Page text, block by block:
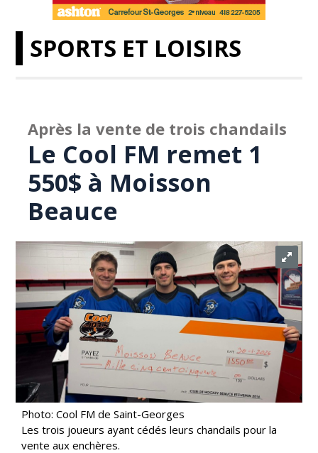
SPORTS ET LOISIRS
Après la vente de trois chandails
Le Cool FM remet 1
550$ à Moisson
Beauce
Photo: Cool FM de Saint-Georges
Les trois joueurs ayant cédés leurs chandails pour la
vente aux enchères.